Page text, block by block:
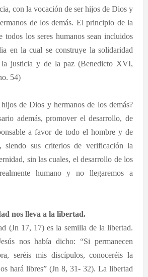
con la vocación de ser hijos de Dios y
de los demás. El principio de la
todos los seres humanos sean incluidos
en la cual se construye la solidaridad
la justicia y de la paz (Benedicto XVI,
54)
hijos de Dios y hermanos de los demás?
además, promover el desarrollo, de
a favor de todo el hombre y de
siendo sus criterios de verificación la
sin las cuales, el desarrollo de los
humano y no llegaremos a
nos lleva a la libertad.
(Jn 17, 17) es la semilla de la libertad.
nos había dicho: “Si permanecen
seréis mis discípulos, conoceréis la
hará libres” (Jn 8, 31- 32). La libertad